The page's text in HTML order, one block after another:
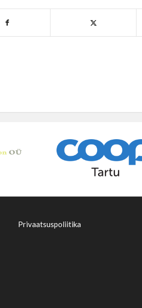
Privaatsuspoliitika